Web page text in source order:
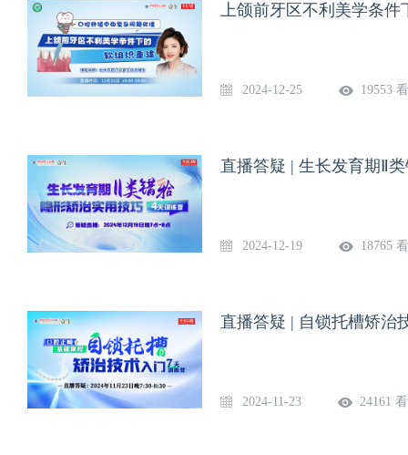
上颌前牙区不利美学条件
2024-12-25 19553
直播答疑 | 生长发育期Ⅱ
2024-12-19 18765
直播答疑 | 自锁托槽矫治
2024-11-23 24161